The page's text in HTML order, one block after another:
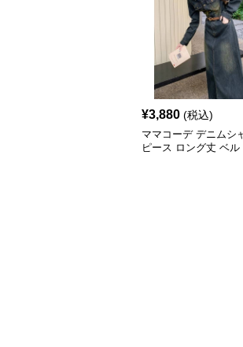
¥3,880 (税込)
ママコーデ デニムシ
ピース ロング丈 ベル